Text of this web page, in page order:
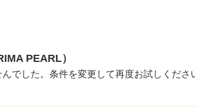
PEARL）
でした。条件を変更して再度お試しくださ